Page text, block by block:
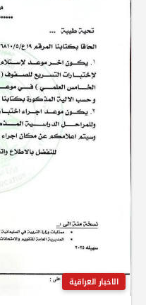
الاخبار العراقية